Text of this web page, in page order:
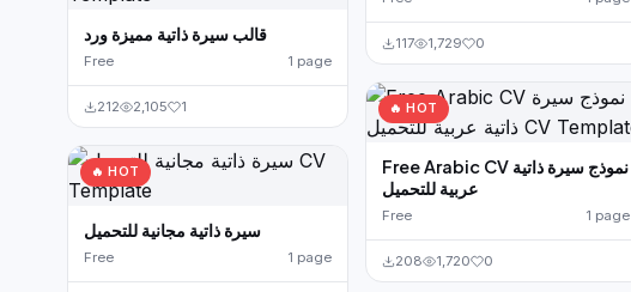
قالب سيرة ذاتية مميزة ورد
Free 1 page
212 2,105 1
🔥 HOT
سيرة ذاتية مجانية للتحميل
Free 1 page
117 1,729 0
🔥 HOT
Free Arabic CV نموذج سيرة ذاتية
عربية للتحميل
Free 1 page
208 1,720 0